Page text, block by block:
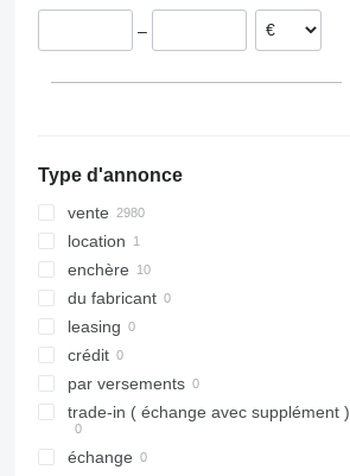
Roumanie
Pays-Bas
–
Type d'annonce
vente
location
enchère
du fabricant
leasing
crédit
par versements
trade-in ( échange avec supplément )
échange